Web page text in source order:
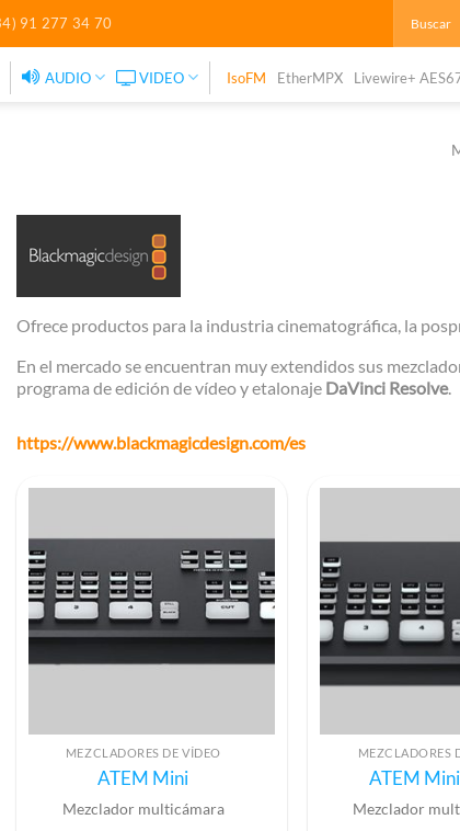
91 277 34 70
AUDIO VIDEO IsoFM EtherMPX Livewire+
Ofrece productos para la industria cinematográfica, la
En el mercado se encuentran muy extendidos sus
programa de edición de vídeo y etalonaje DaVinci Resolve.
https://www.blackmagicdesign.com/es
MEZCLADORES DE VÍDEO
ATEM Mini
Mezclador multicámara
MEZCLADORES
ATEM
Mezclador